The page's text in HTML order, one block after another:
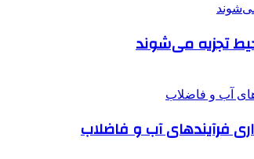
تجزیه می‌شوند
فرآیندهای آب و فاضلاب